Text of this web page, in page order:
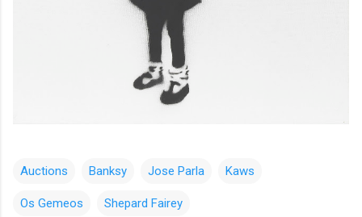
Auctions Banksy Jose Parla Kaws
Os Gemeos Shepard Fairey